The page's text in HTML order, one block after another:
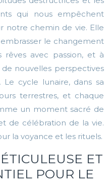
qui nous empêchent
notre chemin de vie. Elle
le changement
rêves avec passion, et à
nouvelles perspectives
Le cycle lunaire, dans sa
terrestres, et chaque
un moment sacré de
de célébration de la vie.
la voyance et les rituels.
ET
POUR LE